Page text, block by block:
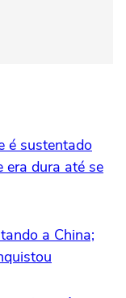
é sustentado
era dura até se
a China;